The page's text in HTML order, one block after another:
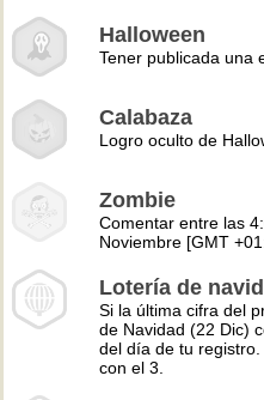
Halloween
Tener publicada una
Calabaza
Logro oculto de
Zombie
Comentar entre las
Noviembre [GMT
Lotería de
Si la última cifra del
de Navidad (22 Dic)
del día de tu
con el 3.